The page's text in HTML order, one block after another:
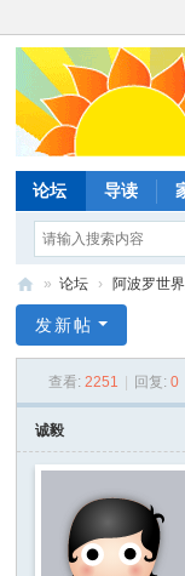
论坛 导读
波
网
» 论坛 › 阿波罗世
发新帖
查看: 2251 回复: 0
诚毅